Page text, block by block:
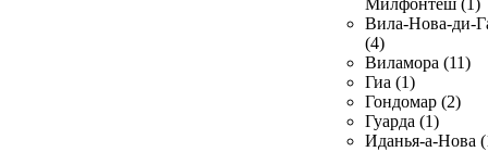
Милфонтеш (1)
Вила-Нова-ди-
(4)
Виламора (11)
Гиа (1)
Гондомар (2)
Гуарда (1)
Иданья-а-Нова